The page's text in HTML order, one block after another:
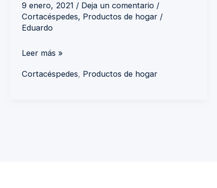
9 enero, 2021 / Deja un comentario /
Cortacéspedes, Productos de hogar/
Eduardo
Leer más »
Cortacéspedes, Productos de hogar